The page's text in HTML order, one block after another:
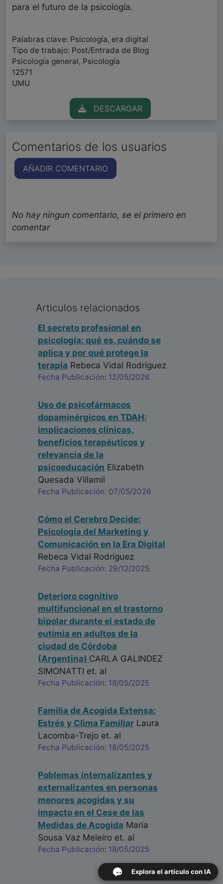
para el futuro de la psicología.
Palabras clave: Psicología, era digital
Tipo de trabajo: Post/Entrada de Blog
Psicología general, Psicología
12571
UMU
DESCARGAR
Comentarios de los usuarios
AÑADIR COMENTARIO
No hay ningun comentario, se el primero en
comentar
Articulos relacionados
El secreto profesional en
psicología: qué es, cuándo se
aplica y por qué protege la
terapia Rebeca Vidal Rodríguez
Fecha Publicación: 12/05/2026
Uso de psicofármacos
dopaminérgicos en TDAH:
implicaciones clínicas,
beneficios terapéuticos y
relevancia de la
psicoeducación Elizabeth
Quesada Villamil
Fecha Publicación: 07/05/2026
Cómo el Cerebro Decide:
Psicología del Marketing y
Comunicación en la Era Digital
Rebeca Vidal Rodríguez
Fecha Publicación: 29/12/2025
Deterioro cognitivo
multifuncional en el trastorno
bipolar durante el estado de
eutimia en adultos de la
ciudad de Córdoba
(Argentina) CARLA GALINDEZ
SIMONATTI et. al
Fecha Publicación: 18/05/2025
Familia de Acogida Extensa:
Estrés y Clima Familiar Laura
Lacomba-Trejo et. al
Fecha Publicación: 18/05/2025
Poblemas internalizantes y
externalizantes en personas
menores acogidas y su
impacto en el Cese de las
Medidas de Acogida Maria
Sousa Vaz Meleiro et. al
Fecha Publicación: 18/05/2025
Explora el artículo con IA